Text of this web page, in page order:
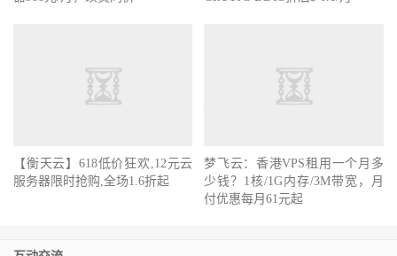
【衡天云】618低价狂欢,12元云
服务器限时抢购,全场1.6折起
梦飞云：香港VPS租用一个月多
少钱？1核/1G内存/3M带宽，月
付优惠每月61元起